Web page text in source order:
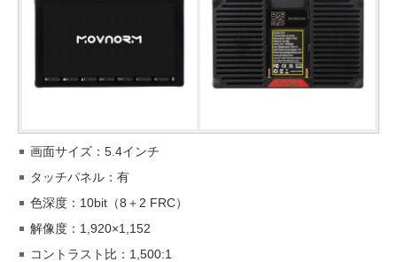
画面サイズ：5.4インチ
タッチパネル：有
色深度：10bit（8＋2 FRC）
解像度：1,920×1,152
コントラスト比：1,500:1